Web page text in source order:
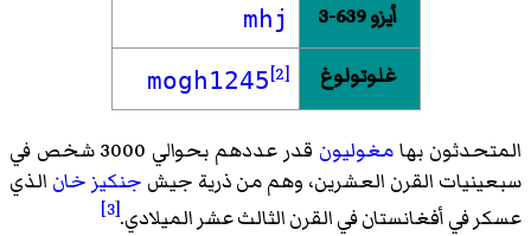
أيزو 639-3
mhj
غلوتولوغ mogh1245[2]
المتحدثون بهامغوليون
قدر عددهم بحوالي 3000 شخص في
سبعينيات القرن العشرين، وهم من ذرية جيش جنكيز خان الذي
عسكر في أفغانستان في القرن الثالث عشر الميلادي.[3]